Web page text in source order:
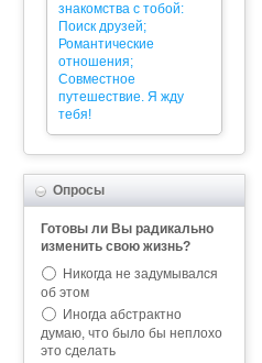
знакомства с тобой:
Поиск друзей;
Романтические
отношения;
Совместное
путешествие. Я жду
тебя!
Опросы
Готовы ли Вы радикально
изменить свою жизнь?
Никогда не задумывался
об этом
Иногда абстрактно
думаю, что было бы неплохо
это сделать